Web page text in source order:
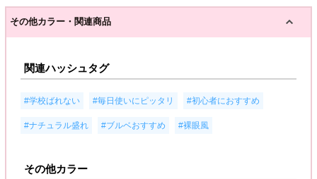
その他カラー・関連商品
関連ハッシュタグ
#学校ばれない #毎日使いにピッタリ #初心者におすすめ
#ナチュラル盛れ #ブルベおすすめ #裸眼風
その他カラー